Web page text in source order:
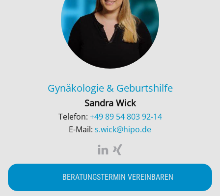
Gynäkologie & Geburtshilfe
Sandra Wick
Telefon: +49 89 54 803 92-14
E-Mail: s.wick@hipo.de
BERATUNGSTERMIN VEREINBAREN